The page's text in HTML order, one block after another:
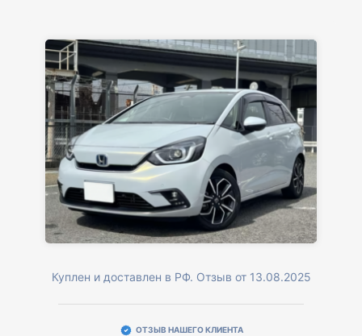
Куплен и доставлен в РФ. Отзыв от 13.08.2025
ОТЗЫВ НАШЕГО КЛИЕНТА